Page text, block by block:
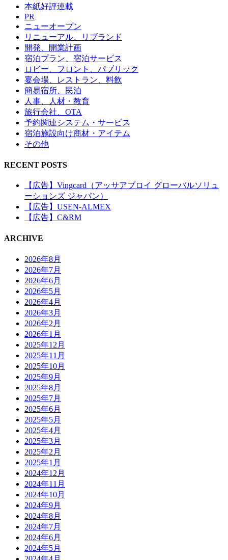
本紙好評連載
PR
ニューオープン
リニューアル、リブランド
開発、開業計画
宿泊プラン、宿泊サービス
ロビー、フロント、パブリック
宴会場、レストラン、料飲
簡易宿所、民泊
人事、人材・教育
旅行会社、OTA
予約関連システム・サービス
宿泊施設向け商材・アイテム
その他
RECENT POSTS
【広告】Vingcard（アッサアブロイ グローバルソリュ
ーションズ ジャパン）
【広告】USEN-ALMEX
【広告】C&RM
ARCHIVE
2026年8月
2026年7月
2026年6月
2026年5月
2026年4月
2026年3月
2026年2月
2026年1月
2025年12月
2025年11月
2025年10月
2025年9月
2025年8月
2025年7月
2025年6月
2025年5月
2025年4月
2025年3月
2025年2月
2025年1月
2024年12月
2024年11月
2024年10月
2024年9月
2024年8月
2024年7月
2024年6月
2024年5月